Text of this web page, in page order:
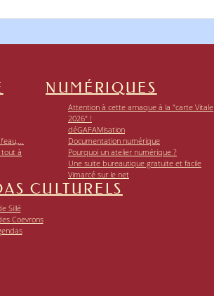
tout à
NUMÉRIQUES
Attention à cette arnaque à la "carte Vitale
2026" !
déGAFAMisation
Documentation numérique
Pourquoi un atelier numérique ?
Une suite bureautique gratuite et facile
Vimarcé sur le net
CULTURELS
Sillé
Coevrons